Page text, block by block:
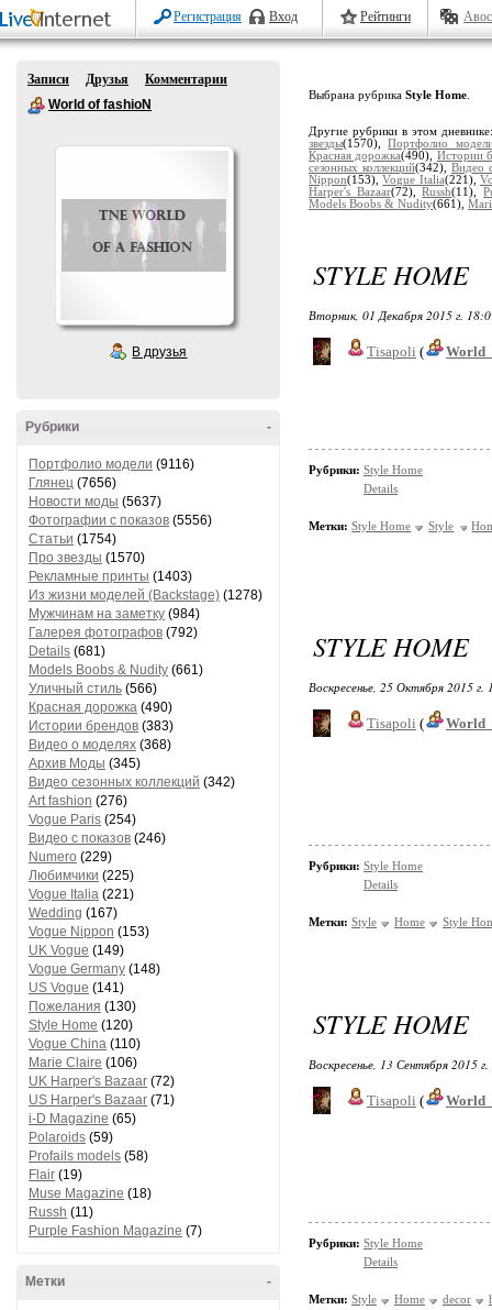
Регистрация Вход Рейтинги
Записи Друзья
Комментарии
World of fashioN
В друзья
-
Рубрики
Портфолио модели (9116)
Глянец (7656)
Новости моды (5637)
Фотографии с показов (5556)
Статьи (1754)
Про звезды (1570)
Рекламные принты (1403)
Из жизни моделей (Backstage) (1278)
Мужчинам на заметку (984)
Галерея фотографов (792)
Details (681)
Models Boobs & Nudity (661)
Уличный стиль (566)
Красная дорожка (490)
Истории брендов (383)
Видео о моделях (368)
Архив Моды (345)
Видео сезонных коллекций (342)
Art fashion (276)
Vogue Paris (254)
Видео с показов (246)
Numero (229)
Любимчики (225)
Vogue Italia (221)
Wedding (167)
Vogue Nippon (153)
UK Vogue (149)
Vogue Germany (148)
US Vogue (141)
Пожелания (130)
Style Home (120)
Vogue China (110)
Marie Claire (106)
UK Harper's Bazaar (72)
US Harper's Bazaar (71)
i-D Magazine (65)
Polaroids (59)
Profails models (58)
Flair (19)
Muse Magazine (18)
Russh (11)
Purple Fashion Magazine (7)
-
Метки
Выбрана рубрика Style Home
Другие рубрики в этом
звезды(1570),Портфолио
Красная дорожка(490), Истории
сезонных коллекций(342), Видео
Nippon(153),Vogue Italia(221),
Harper's Bazaar(72),Russh(11),
Models Boobs & Nudity(661),
STYLE HOME
Вторник, 01 Декабря 2015 г.
Tisapoli (
Рубрики: Style Home
Details
Метки: Style Home Style
STYLE HOME
Воскресенье, 25 Октября 2015
Tisapoli (
Рубрики: Style Home
Details
Метки: Style Home Style
STYLE HOME
Воскресенье, 13 Сентября 2015
Tisapoli (
Рубрики: Style Home
Details
Метки: Style Home decor